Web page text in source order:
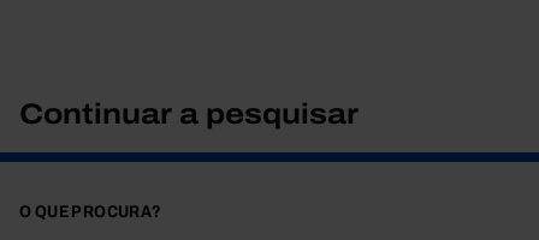
Continuar a pesquisar
O QUE PROCURA?